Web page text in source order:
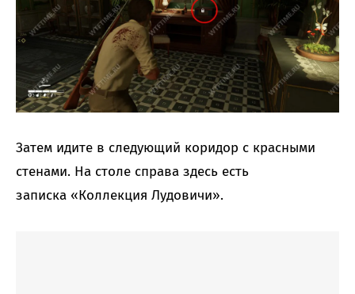
Затем идите в следующий коридор с красными
стенами. На столе справа здесь есть
записка «‎Коллекция Лудовичи».